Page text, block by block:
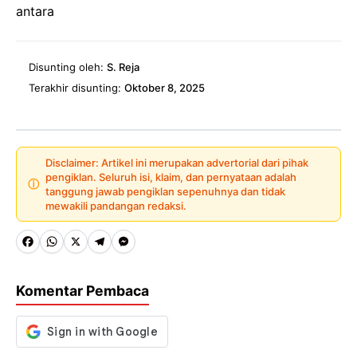
antara
Disunting oleh: S. Reja
Terakhir disunting: Oktober 8, 2025
ⓘ
Disclaimer: Artikel ini merupakan advertorial dari pihak
pengiklan. Seluruh isi, klaim, dan pernyataan adalah
tanggung jawab pengiklan sepenuhnya dan tidak
mewakili pandangan redaksi.
Fa
b
o
o
W
ts
A
p
X
Te
gr
a
m
M
se
n
g
Komentar Pembaca